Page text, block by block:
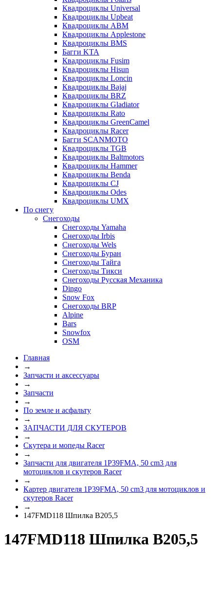
Квадроциклы Universal
Квадроциклы Upbeat
Квадроциклы ABM
Квадроциклы Applestone
Квадроциклы BMS
Багги KTA
Квадроциклы Fusim
Квадроциклы Hisun
Квадроциклы Loncin
Квадроциклы Bajaj
Квадроциклы BRZ
Квадроциклы Gladiator
Квадроциклы Rato
Квадроциклы GreenCamel
Квадроциклы Racer
Багги SCANMOTO
Квадроциклы TGB
Квадроциклы Baltmotors
Квадроциклы Hammer
Квадроциклы Benda
Квадроциклы CJ
Квадроциклы Odes
Квадроциклы UMX
По снегу
Снегоходы
Снегоходы Yamaha
Снегоходы Irbis
Снегоходы Wels
Снегоходы Буран
Снегоходы Тайга
Снегоходы Тикси
Снегоходы Русская Механика
Dingo
Snow Fox
Снегоходы BRP
Alpine
Bars
Snowfox
OSM
Главная
→
Запчасти и аксессуары
→
Запчасти
→
По земле и асфальту
→
ЗАПЧАСТИ ДЛЯ СКУТЕРОВ
→
Скутера и мопеды Racer
→
Запчасти для двигателя 1P39FMA, 50 cm3 для
мотоциклов и скутеров Racer
→
Картер двигателя 1P39FMA, 50 cm3 для мотоциклов и
скутеров Racer
→
147FMD118 Шпилка В205,5
147FMD118 Шпилка В205,5